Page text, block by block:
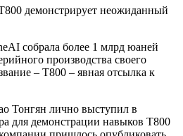
собрала более 1 млрд юаней
производства своего
– T800 – явная отсылка к
Тонгян лично выступил в
для демонстрации навыков T800